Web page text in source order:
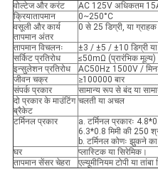
वोल्टेज और करंट
AC 125V अधिकतम
क्रियातापमान
0~250°C
वसूली और कार्य
तापमान अंतर
0 से 25 डिग्री, या
तापमान विचलनः
±3 / ±5 / ±10 डिग्री
सर्किट प्रतिरोध
≤50mΩ (प्रारंभिक मूल्य)
इन्सुलेशन प्रतिरोध
AC50Hz 1500V /
जीवन चक्र
≥100000 बार
संपर्क प्रकार
सामान्य रूप से बंद या
दो प्रकार के माउंटिंग
ब्रैकेट
चलती या अचल
टर्मिनल प्रकार
a. टर्मिनल प्रकारः
6.3*0.8 मिमी की 250
b. टर्मिनल कोणः झुकने
घर
प्लास्टिक या सिरेमिक।
तापमान सेंसर चेहरा
एल्यूमीनियम टोपी या तांबा